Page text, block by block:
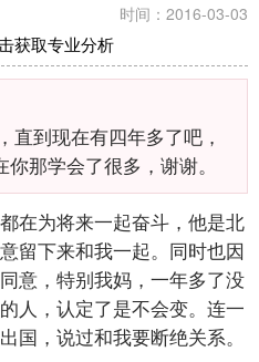
时间：2016-03-03
获取专业分析
直到现在有四年多了吧，
你那学会了很多，谢谢。
在为将来一起奋斗，他是北
留下来和我一起。同时也因
意，特别我妈，一年多了没
人，认定了是不会变。连一
国，说过和我要断绝关系。